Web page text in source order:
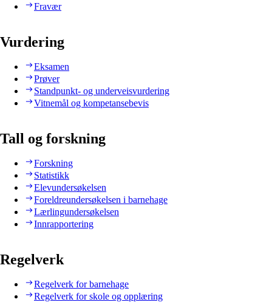
Fravær
Vurdering
Eksamen
Prøver
Standpunkt- og underveisvurdering
Vitnemål og kompetansebevis
Tall og forskning
Forskning
Statistikk
Elevundersøkelsen
Foreldreundersøkelsen i barnehage
Lærlingundersøkelsen
Innrapportering
Regelverk
Regelverk for barnehage
Regelverk for skole og opplæring